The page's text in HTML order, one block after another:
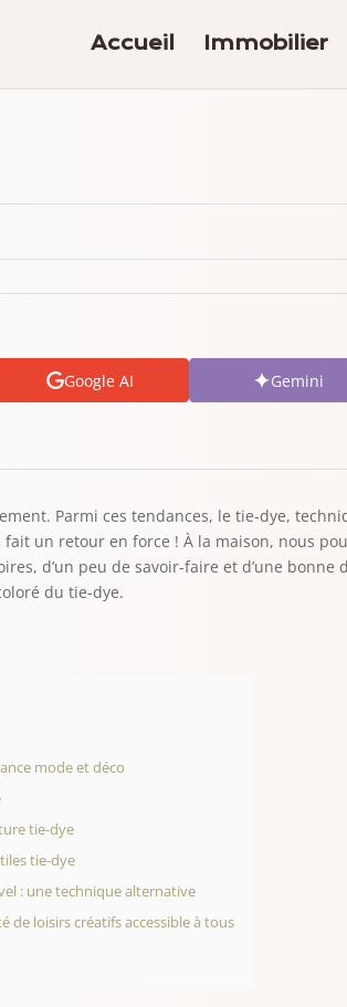
Accueil Immobilier
Google AI Gemini
Parmi ces tendances, le tie-dye,
un retour en force ! À la maison, nous
d’un peu de savoir-faire et d’une bonne
du tie-dye.
mode et déco
tie-dye
tie-dye
: une technique alternative
de loisirs créatifs accessible à tous